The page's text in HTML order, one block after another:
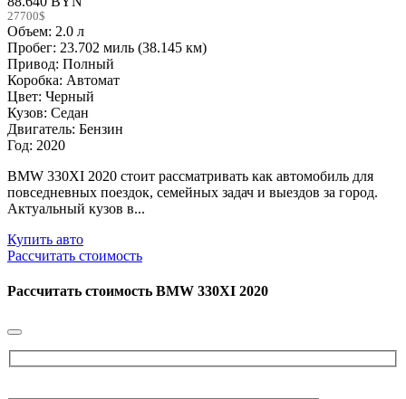
27700$
Объем: 2.0 л
Пробег: 23.702 миль (38.145 км)
Привод: Полный
Коробка: Автомат
Цвет: Черный
Кузов: Седан
Двигатель: Бензин
Год: 2020
BMW 330XI 2020 стоит рассматривать как автомобиль для
повседневных поездок, семейных задач и выездов за город.
Актуальный кузов в...
Купить авто
Рассчитать стоимость
Рассчитать стоимость BMW 330XI 2020